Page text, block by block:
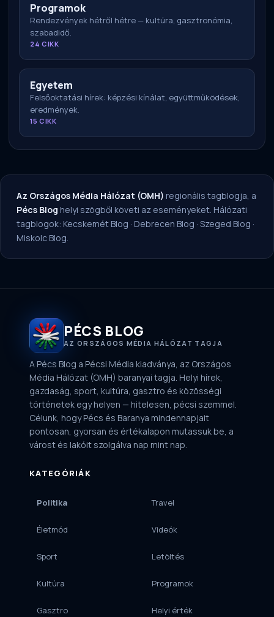
Programok
Rendezvények hétről hétre — kultúra, gasztronómia,
szabadidő.
24 CIKK
Egyetem
Felsőoktatási hírek: képzési kínálat, együttműködések,
eredmények.
15 CIKK
Az Országos Média Hálózat (OMH) regionális tagblogja, a
Pécs Blog helyi szögből követi az eseményeket. Hálózati
tagblogok: Kecskemét Blog · Debrecen Blog · Szeged Blog ·
Miskolc Blog
PÉCS BLOG
AZ ORSZÁGOS MÉDIA HÁLÓZAT TAGJA
A Pécs Blog a Pécsi Média kiadványa, az Országos
Média Hálózat (OMH) baranyai tagja. Helyi hírek,
gazdaság, sport, kultúra, gasztro és közösségi
történetek egy helyen — hitelesen, pécsi szemmel.
Célunk, hogy Pécs és Baranya mindennapjait
pontosan, gyorsan és értékalapon mutassuk be, a
várost és lakóit szolgálva nap mint nap.
KATEGÓRIÁK
Politika
Életmód
Sport
Kultúra
Gasztro
Travel
Videók
Letöltés
Programok
Helyi érték